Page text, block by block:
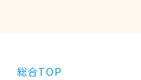
総合TOP